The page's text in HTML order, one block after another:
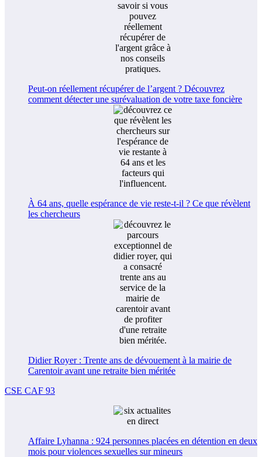
Peut-on réellement récupérer de l’argent ? Découvrez
comment détecter une surévaluation de votre taxe foncière
À 64 ans, quelle espérance de vie reste-t-il ? Ce que révèlent
les chercheurs
Didier Royer : Trente ans de dévouement à la mairie de
Carentoir avant une retraite bien méritée
CSE CAF 93
Affaire Lyhanna : 924 personnes placées en détention en deux
mois pour violences sexuelles sur mineurs